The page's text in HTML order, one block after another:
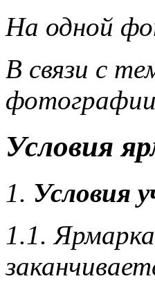
На одной
В связи с
Условия
1. Условия
1.1.